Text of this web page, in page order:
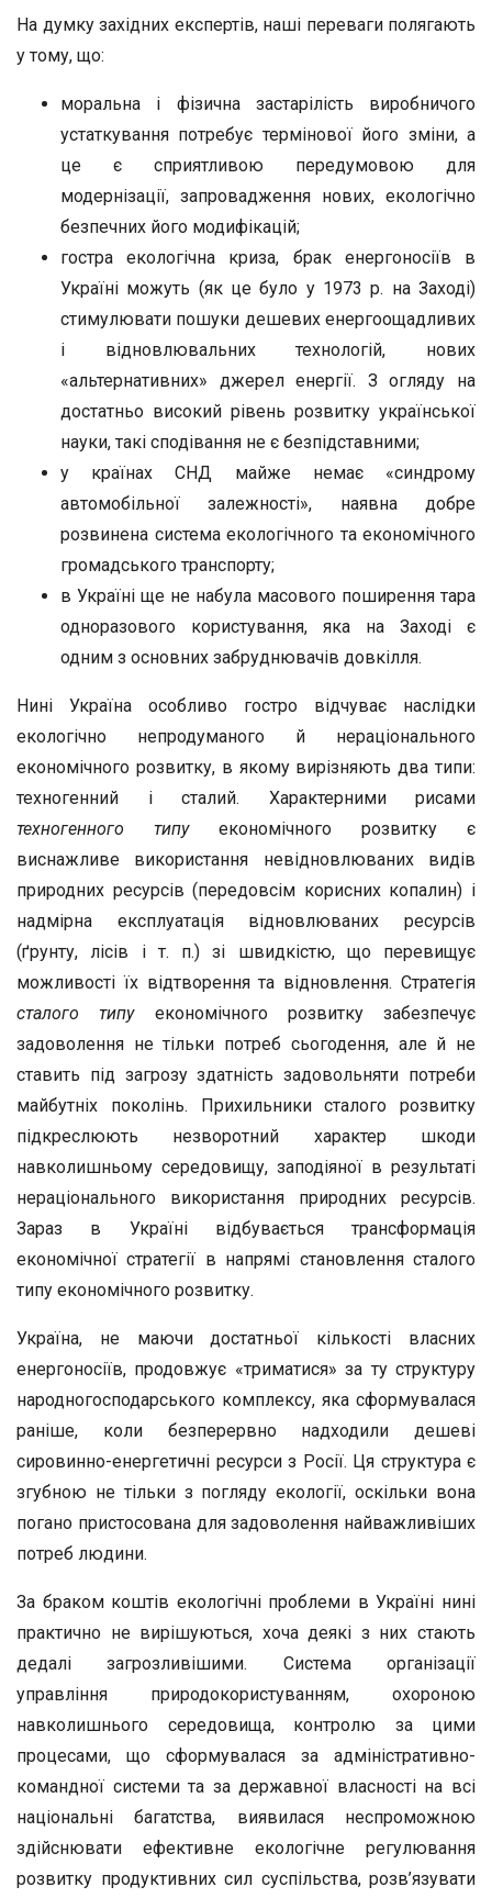
На думку західних експертів, наші переваги полягають
у тому, що:
моральна і фізична застарілість виробничого
устаткування потребує термінової його зміни, а
це є сприятливою передумовою для
модернізації, запровадження нових, екологічно
безпечних його модифікацій;
гостра екологічна криза, брак енергоносіїв в
Україні можуть (як це було у 1973 р. на Заході)
стимулювати пошуки дешевих енергоощадливих
і відновлювальних технологій, нових
«альтернативних» джерел енергії. З огляду на
достатньо високий рівень розвитку української
науки, такі сподівання не є безпідставними;
у країнах СНД майже немає «синдрому
автомобільної залежності», наявна добре
розвинена система екологічного та економічного
громадського транспорту;
в Україні ще не набула масового поширення тара
одноразового користування, яка на Заході є
одним з основних забруднювачів довкілля.
Нині Україна особливо гостро відчуває наслідки
екологічно непродуманого й нераціонального
економічного розвитку, в якому вирізняють два типи:
техногенний і сталий. Характерними рисами
техногенного типу економічного розвитку є
виснажливе використання невідновлюваних видів
природних ресурсів (передовсім корисних копалин) і
надмірна експлуатація відновлюваних ресурсів
(ґрунту, лісів і т. п.) зі швидкістю, що перевищує
можливості їх відтворення та відновлення. Стратегія
сталого типуекономічного розвитку забезпечує
задоволення не тільки потреб сьогодення, але й не
ставить під загрозу здатність задовольняти потреби
майбутніх поколінь. Прихильники сталого розвитку
підкреслюють незворотний характер шкоди
навколишньому середовищу, заподіяної в результаті
нераціонального використання природних ресурсів.
Зараз в Україні відбувається трансформація
економічної стратегії в напрямі становлення сталого
типу економічного розвитку.
Україна, не маючи достатньої кількості власних
енергоносіїв, продовжує «триматися» за ту структуру
народногосподарського комплексу, яка сформувалася
раніше, коли безперервно надходили дешеві
сировинно-енергетичні ресурси з Росії. Ця структура є
згубною не тільки з погляду екології, оскільки вона
погано пристосована для задоволення найважливіших
потреб людини.
За браком коштів екологічні проблеми в Україні нині
практично не вирішуються, хоча деякі з них стають
дедалі загрозливішими. Система організації
управління природокористуванням, охороною
навколишнього середовища, контролю за цими
процесами, що сформувалася за адміністративно-
командної системи та за державної власності на всі
національні багатства, виявилася неспроможною
здійснювати ефективне екологічне регулювання
розвитку продуктивних сил суспільства, розв’язувати